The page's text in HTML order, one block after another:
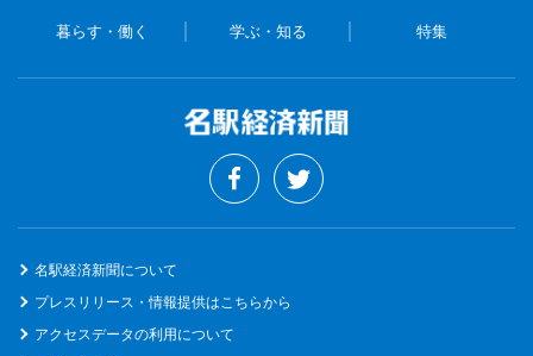
暮らす・働く 学ぶ・知る 特集
名駅経済新聞について
プレスリリース・情報提供はこちらから
アクセスデータの利用について